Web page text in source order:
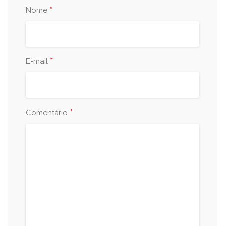
Nome *
E-mail *
Comentário *